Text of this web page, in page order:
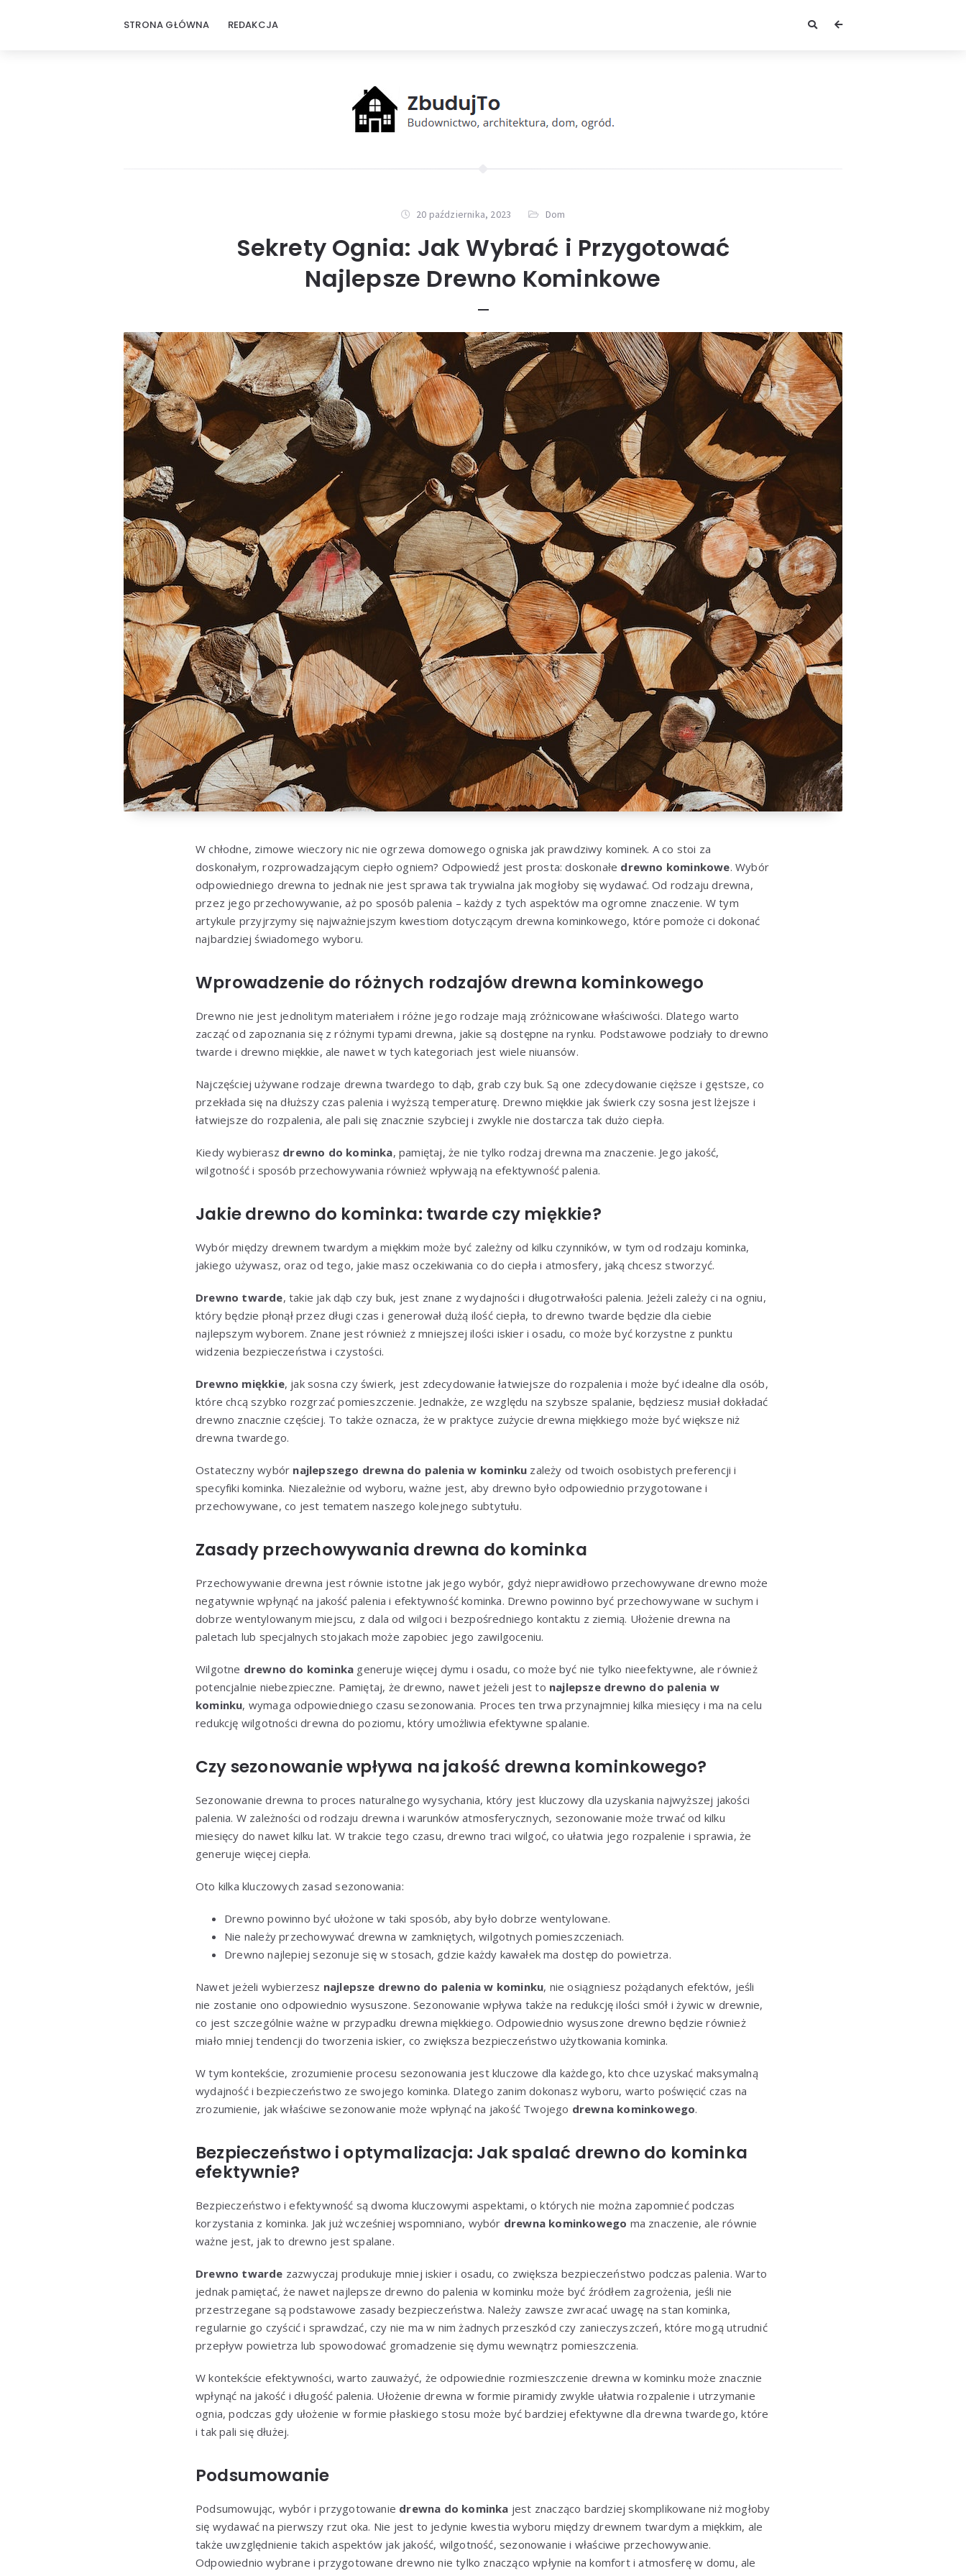
STRONA GŁÓWNA REDAKCJA
20 października, 2023 Dom
Sekrety Ognia: Jak Wybrać i Przygotować
Najlepsze Drewno Kominkowe
W chłodne, zimowe wieczory nic nie ogrzewa domowego ogniska jak prawdziwy kominek. A co stoi za
doskonałym, rozprowadzającym ciepło ogniem? Odpowiedź jest prosta: doskonałe drewno kominkowe. Wybór
odpowiedniego drewna to jednak nie jest sprawa tak trywialna jak mogłoby się wydawać. Od rodzaju drewna,
przez jego przechowywanie, aż po sposób palenia – każdy z tych aspektów ma ogromne znaczenie. W tym
artykule przyjrzymy się najważniejszym kwestiom dotyczącym drewna kominkowego, które pomoże ci dokonać
najbardziej świadomego wyboru.
Wprowadzenie do różnych rodzajów drewna kominkowego
Drewno nie jest jednolitym materiałem i różne jego rodzaje mają zróżnicowane właściwości. Dlatego warto
zacząć od zapoznania się z różnymi typami drewna, jakie są dostępne na rynku. Podstawowe podziały to drewno
twarde i drewno miękkie, ale nawet w tych kategoriach jest wiele niuansów.
Najczęściej używane rodzaje drewna twardego to dąb, grab czy buk. Są one zdecydowanie cięższe i gęstsze, co
przekłada się na dłuższy czas palenia i wyższą temperaturę. Drewno miękkie jak świerk czy sosna jest lżejsze i
łatwiejsze do rozpalenia, ale pali się znacznie szybciej i zwykle nie dostarcza tak dużo ciepła.
Kiedy wybierasz drewno do kominka, pamiętaj, że nie tylko rodzaj drewna ma znaczenie. Jego jakość,
wilgotność i sposób przechowywania również wpływają na efektywność palenia.
Jakie drewno do kominka: twarde czy miękkie?
Wybór między drewnem twardym a miękkim może być zależny od kilku czynników, w tym od rodzaju kominka,
jakiego używasz, oraz od tego, jakie masz oczekiwania co do ciepła i atmosfery, jaką chcesz stworzyć.
Drewno twarde, takie jak dąb czy buk, jest znane z wydajności i długotrwałości palenia. Jeżeli zależy ci na ogniu,
który będzie płonął przez długi czas i generował dużą ilość ciepła, to drewno twarde będzie dla ciebie
najlepszym wyborem. Znane jest również z mniejszej ilości iskier i osadu, co może być korzystne z punktu
widzenia bezpieczeństwa i czystości.
Drewno miękkie, jak sosna czy świerk, jest zdecydowanie łatwiejsze do rozpalenia i może być idealne dla osób,
które chcą szybko rozgrzać pomieszczenie. Jednakże, ze względu na szybsze spalanie, będziesz musiał dokładać
drewno znacznie częściej. To także oznacza, że w praktyce zużycie drewna miękkiego może być większe niż
drewna twardego.
Ostateczny wybór najlepszego drewna do palenia w kominku zależy od twoich osobistych preferencji i
specyfiki kominka. Niezależnie od wyboru, ważne jest, aby drewno było odpowiednio przygotowane i
przechowywane, co jest tematem naszego kolejnego subtytułu.
Zasady przechowywania drewna do kominka
Przechowywanie drewna jest równie istotne jak jego wybór, gdyż nieprawidłowo przechowywane drewno może
negatywnie wpłynąć na jakość palenia i efektywność kominka. Drewno powinno być przechowywane w suchym i
dobrze wentylowanym miejscu, z dala od wilgoci i bezpośredniego kontaktu z ziemią. Ułożenie drewna na
paletach lub specjalnych stojakach może zapobiec jego zawilgoceniu.
Wilgotne drewno do kominka generuje więcej dymu i osadu, co może być nie tylko nieefektywne, ale również
potencjalnie niebezpieczne. Pamiętaj, że drewno, nawet jeżeli jest to najlepsze drewno do palenia w
kominku, wymaga odpowiedniego czasu sezonowania. Proces ten trwa przynajmniej kilka miesięcy i ma na celu
redukcję wilgotności drewna do poziomu, który umożliwia efektywne spalanie.
Czy sezonowanie wpływa na jakość drewna kominkowego?
Sezonowanie drewna to proces naturalnego wysychania, który jest kluczowy dla uzyskania najwyższej jakości
palenia. W zależności od rodzaju drewna i warunków atmosferycznych, sezonowanie może trwać od kilku
miesięcy do nawet kilku lat. W trakcie tego czasu, drewno traci wilgoć, co ułatwia jego rozpalenie i sprawia, że
generuje więcej ciepła.
Oto kilka kluczowych zasad sezonowania:
Drewno powinno być ułożone w taki sposób, aby było dobrze wentylowane.
Nie należy przechowywać drewna w zamkniętych, wilgotnych pomieszczeniach.
Drewno najlepiej sezonuje się w stosach, gdzie każdy kawałek ma dostęp do powietrza.
Nawet jeżeli wybierzesz najlepsze drewno do palenia w kominku, nie osiągniesz pożądanych efektów, jeśli
nie zostanie ono odpowiednio wysuszone. Sezonowanie wpływa także na redukcję ilości smół i żywic w drewnie,
co jest szczególnie ważne w przypadku drewna miękkiego. Odpowiednio wysuszone drewno będzie również
miało mniej tendencji do tworzenia iskier, co zwiększa bezpieczeństwo użytkowania kominka.
W tym kontekście, zrozumienie procesu sezonowania jest kluczowe dla każdego, kto chce uzyskać maksymalną
wydajność i bezpieczeństwo ze swojego kominka. Dlatego zanim dokonasz wyboru, warto poświęcić czas na
zrozumienie, jak właściwe sezonowanie może wpłynąć na jakość Twojego drewna kominkowego.
Bezpieczeństwo i optymalizacja: Jak spalać drewno do kominka
efektywnie?
Bezpieczeństwo i efektywność są dwoma kluczowymi aspektami, o których nie można zapomnieć podczas
korzystania z kominka. Jak już wcześniej wspomniano, wybór drewna kominkowego ma znaczenie, ale równie
ważne jest, jak to drewno jest spalane.
Drewno twarde zazwyczaj produkuje mniej iskier i osadu, co zwiększa bezpieczeństwo podczas palenia. Warto
jednak pamiętać, że nawet najlepsze drewno do palenia w kominku może być źródłem zagrożenia, jeśli nie
przestrzegane są podstawowe zasady bezpieczeństwa. Należy zawsze zwracać uwagę na stan kominka,
regularnie go czyścić i sprawdzać, czy nie ma w nim żadnych przeszkód czy zanieczyszczeń, które mogą utrudnić
przepływ powietrza lub spowodować gromadzenie się dymu wewnątrz pomieszczenia.
W kontekście efektywności, warto zauważyć, że odpowiednie rozmieszczenie drewna w kominku może znacznie
wpłynąć na jakość i długość palenia. Ułożenie drewna w formie piramidy zwykle ułatwia rozpalenie i utrzymanie
ognia, podczas gdy ułożenie w formie płaskiego stosu może być bardziej efektywne dla drewna twardego, które
i tak pali się dłużej.
Podsumowanie
Podsumowując, wybór i przygotowanie drewna do kominka jest znacząco bardziej skomplikowane niż mogłoby
się wydawać na pierwszy rzut oka. Nie jest to jedynie kwestia wyboru między drewnem twardym a miękkim, ale
także uwzględnienie takich aspektów jak jakość, wilgotność, sezonowanie i właściwe przechowywanie.
Odpowiednio wybrane i przygotowane drewno nie tylko znacząco wpłynie na komfort i atmosferę w domu, ale